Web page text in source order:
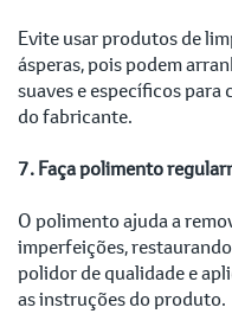
Evite usar produtos de
ásperas, pois podem
suaves e específicos para
do fabricante.
7. Faça polimento
O polimento ajuda a
imperfeições,
polidor de qualidade e
as instruções do produto.